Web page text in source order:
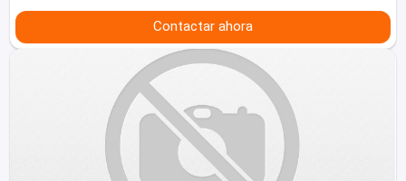
Contactar ahora